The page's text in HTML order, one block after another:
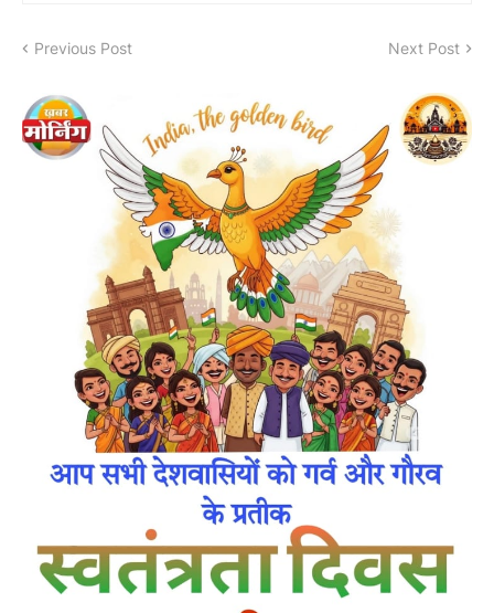
Previous Post Next Post